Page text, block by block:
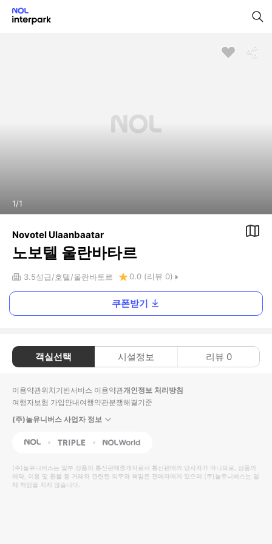
1/1
Novotel Ulaanbaatar
노보텔 울란바타르
3.5성급 호텔 울란바토르 0.0 (리뷰 0)
쿠폰받기
객실선택 시설정보 리뷰 0
이용약관위치기반서비스 이용약관개인정보 처리방침
여행자보험 가입안내여행약관분쟁해결기준
(주)놀유니버스 사업자 정보
NOL Triple Interpark Global
(주)놀유니버스는 일부 상품의 통신판매중개자로서 통신판매의 당사자가 아니므로, 상품의
예약, 이용 및 환불 등 거래와 관련된 의무와 책임은 판매자에게 있으며 (주)놀유니버스는 일
체 책임을 지지 않습니다.